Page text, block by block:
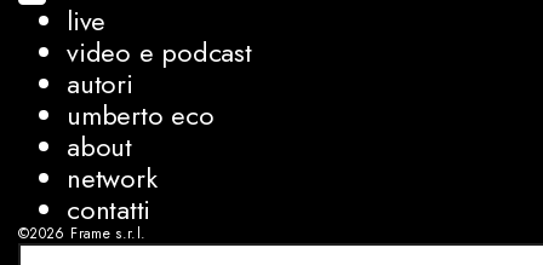
live
video e podcast
autori
umberto eco
about
network
contatti
©2026 Frame s.r.l.
P.IVA 08927250962